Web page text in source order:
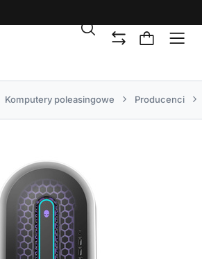
Komputery poleasingowe Producenci